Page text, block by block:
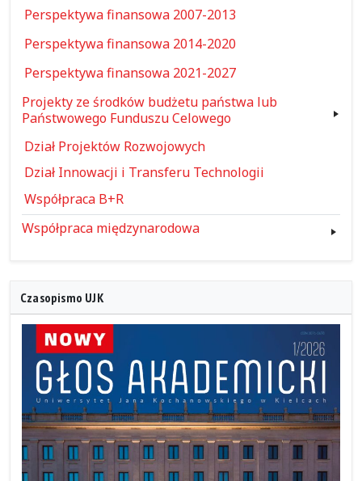
Perspektywa finansowa 2007-2013
Perspektywa finansowa 2014-2020
Perspektywa finansowa 2021-2027
Projekty ze środków budżetu państwa lub
Państwowego Funduszu Celowego
Dział Projektów Rozwojowych
Dział Innowacji i Transferu Technologii
Współpraca B+R
Współpraca międzynarodowa
Czasopismo UJK